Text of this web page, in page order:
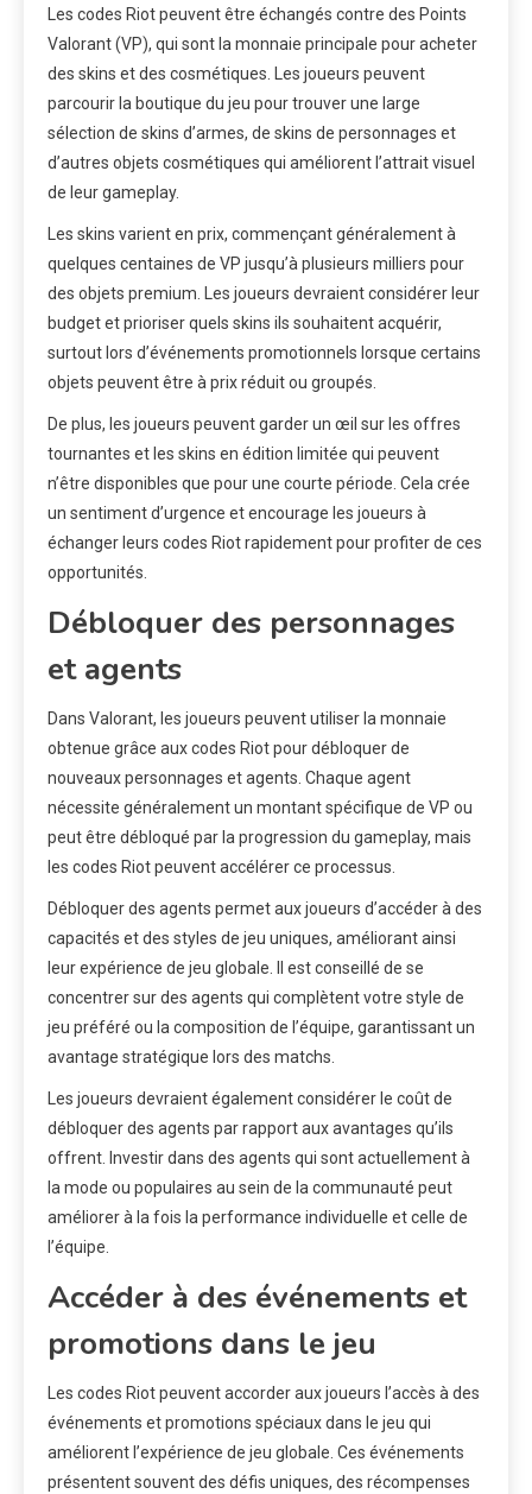
Les codes Riot peuvent être échangés contre des Points
Valorant (VP), qui sont la monnaie principale pour acheter
des skins et des cosmétiques. Les joueurs peuvent
parcourir la boutique du jeu pour trouver une large
sélection de skins d’armes, de skins de personnages et
d’autres objets cosmétiques qui améliorent l’attrait visuel
de leur gameplay.
Les skins varient en prix, commençant généralement à
quelques centaines de VP jusqu’à plusieurs milliers pour
des objets premium. Les joueurs devraient considérer leur
budget et prioriser quels skins ils souhaitent acquérir,
surtout lors d’événements promotionnels lorsque certains
objets peuvent être à prix réduit ou groupés.
De plus, les joueurs peuvent garder un œil sur les offres
tournantes et les skins en édition limitée qui peuvent
n’être disponibles que pour une courte période. Cela crée
un sentiment d’urgence et encourage les joueurs à
échanger leurs codes Riot rapidement pour profiter de ces
opportunités.
Débloquer des personnages
et agents
Dans Valorant, les joueurs peuvent utiliser la monnaie
obtenue grâce aux codes Riot pour débloquer de
nouveaux personnages et agents. Chaque agent
nécessite généralement un montant spécifique de VP ou
peut être débloqué par la progression du gameplay, mais
les codes Riot peuvent accélérer ce processus.
Débloquer des agents permet aux joueurs d’accéder à des
capacités et des styles de jeu uniques, améliorant ainsi
leur expérience de jeu globale. Il est conseillé de se
concentrer sur des agents qui complètent votre style de
jeu préféré ou la composition de l’équipe, garantissant un
avantage stratégique lors des matchs.
Les joueurs devraient également considérer le coût de
débloquer des agents par rapport aux avantages qu’ils
offrent. Investir dans des agents qui sont actuellement à
la mode ou populaires au sein de la communauté peut
améliorer à la fois la performance individuelle et celle de
l’équipe.
Accéder à des événements et
promotions dans le jeu
Les codes Riot peuvent accorder aux joueurs l’accès à des
événements et promotions spéciaux dans le jeu qui
améliorent l’expérience de jeu globale. Ces événements
présentent souvent des défis uniques, des récompenses